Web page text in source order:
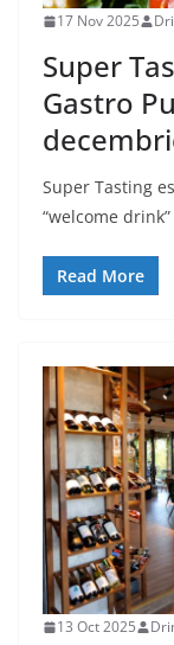
17 Nov 2025
Super
Gastro
Super Tasting
“welcome
Read More
13 Oct 2025